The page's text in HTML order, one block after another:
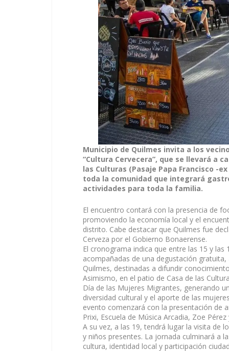
Municipio de Quilmes invita a los
“Cultura Cervecera”, que se llevará a
las Culturas (Pasaje Papa Francisco -
toda la comunidad que integrará
actividades para toda la familia.
El encuentro contará con la presencia de
promoviendo la economía local y el
distrito. Cabe destacar que Quilmes fue
Cerveza por el Gobierno Bonaerense.
El cronograma indica que entre las 15 y
acompañadas de una degustación
Quilmes, destinadas a difundir
Asimismo, en el patio de Casa de las
Día de las Mujeres Migrantes, generando
diversidad cultural y el aporte de las
evento comenzará con la presentación de
Prixi, Escuela de Música Arcadia, Zoe
A su vez, a las 19, tendrá lugar la visita de
y niños presentes. La jornada culminará a
cultura, identidad local y participación